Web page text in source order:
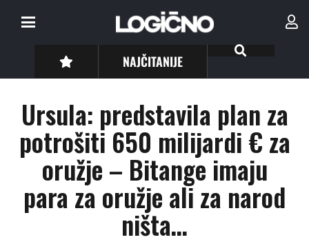
NAJČITANIJE
Ursula: predstavila plan za
potrošiti 650 milijardi € za
oružje – Bitange imaju
para za oružje ali za narod
ništa…